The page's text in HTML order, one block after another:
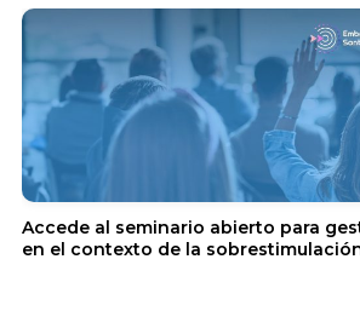
Accede al seminario abierto para
en el contexto de la